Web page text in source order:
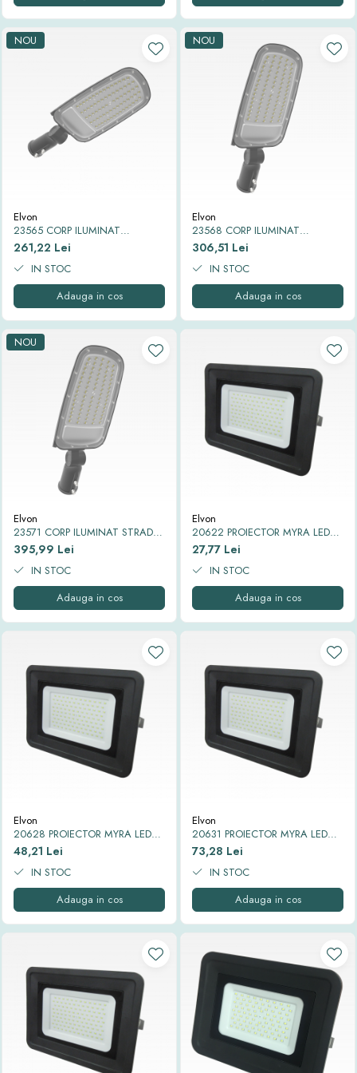
NOU
Elvon
23565 CORP ILUMINAT
STRADAL LED SMD EQUINOX
SMART 6500K IP65 50W
261,22 Lei
IN STOC
Adauga in cos
NOU
Elvon
23568 CORP ILUMINAT
STRADAL LED SMD EQUINOX
SMART 6500K IP65 70W
306,51 Lei
IN STOC
Adauga in cos
NOU
Elvon
23571 CORP ILUMINAT STRADAL
LED SMD EQUINOX SMART
6500K IP65 100 W
395,99 Lei
IN STOC
Adauga in cos
Elvon
20622 PROIECTOR MYRA LED
IP65 6500K 10W
27,77 Lei
IN STOC
Adauga in cos
Elvon
20628 PROIECTOR MYRA LED
IP65 6500K 20W
48,21 Lei
IN STOC
Adauga in cos
Elvon
20631 PROIECTOR MYRA LED
IP65 6500K 30W
73,28 Lei
IN STOC
Adauga in cos